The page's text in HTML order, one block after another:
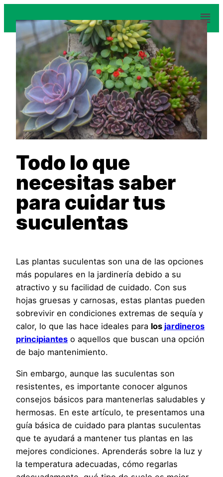
Todo lo que
necesitas saber
para cuidar tus
suculentas
Las plantas suculentas son una de las opciones
más populares en la jardinería debido a su
atractivo y su facilidad de cuidado. Con sus
hojas gruesas y carnosas, estas plantas pueden
sobrevivir en condiciones extremas de sequía y
calor, lo que las hace ideales para los jardineros
principiantes o aquellos que buscan una opción
de bajo mantenimiento.
Sin embargo, aunque las suculentas son
resistentes, es importante conocer algunos
consejos básicos para mantenerlas saludables y
hermosas. En este artículo, te presentamos una
guía básica de cuidado para plantas suculentas
que te ayudará a mantener tus plantas en las
mejores condiciones. Aprenderás sobre la luz y
la temperatura adecuadas, cómo regarlas